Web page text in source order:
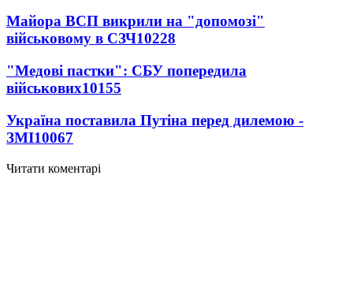
Майора ВСП викрили на "допомозі"
військовому в СЗЧ10228
"Медові пастки": СБУ попередила
військових10155
Україна поставила Путіна перед дилемою -
ЗМІ10067
Читати коментарі